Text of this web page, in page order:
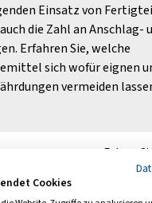
Einsatz von
die Zahl an Anschlag-
Erfahren Sie, welche
sich wofür eignen
vermeiden
Folgen
Cookies